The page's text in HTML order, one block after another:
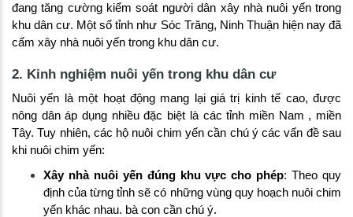
đang tăng cường kiểm soát người dân xây nhà nuôi yến trong
khu dân cư. Một số tỉnh như Sóc Trăng, Ninh Thuận hiện nay đã
cấm xây nhà nuôi yến trong khu dân cư.
2. Kinh nghiệm nuôi yến trong khu dân cư
Nuôi yến là một hoạt động mang lại giá trị kinh tế cao, được
nông dân áp dụng nhiều đặc biệt là các tỉnh miền Nam , miền
Tây. Tuy nhiên, các hộ nuôi chim yến cần chú ý các vấn đề sau
khi nuôi chim yến:
Xây nhà nuôi yến đúng khu vực cho phép: Theo quy
định của từng tỉnh sẽ có những vùng quy hoạch nuôi chim
yến khác nhau. bà con cần chú ý.